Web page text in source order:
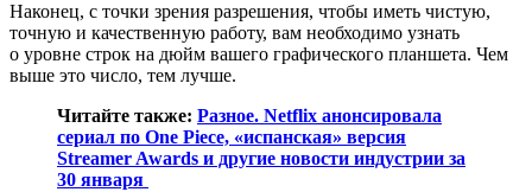
Наконец, с точки зрения разрешения, чтобы иметь чистую,
точную и качественную работу, вам необходимо узнать
о уровне строк на дюйм вашего графического планшета. Чем
выше это число, тем лучше.
Читайте также: Разное. Netflix анонсировала
сериал по One Piece, «испанская» версия
Streamer Awards и другие новости индустрии за
30 января